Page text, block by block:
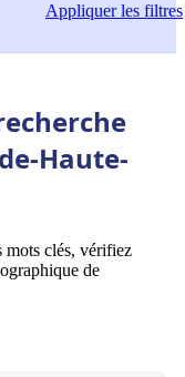
Appliquerles filtres
Haute-
mots clés, vérifiez
de